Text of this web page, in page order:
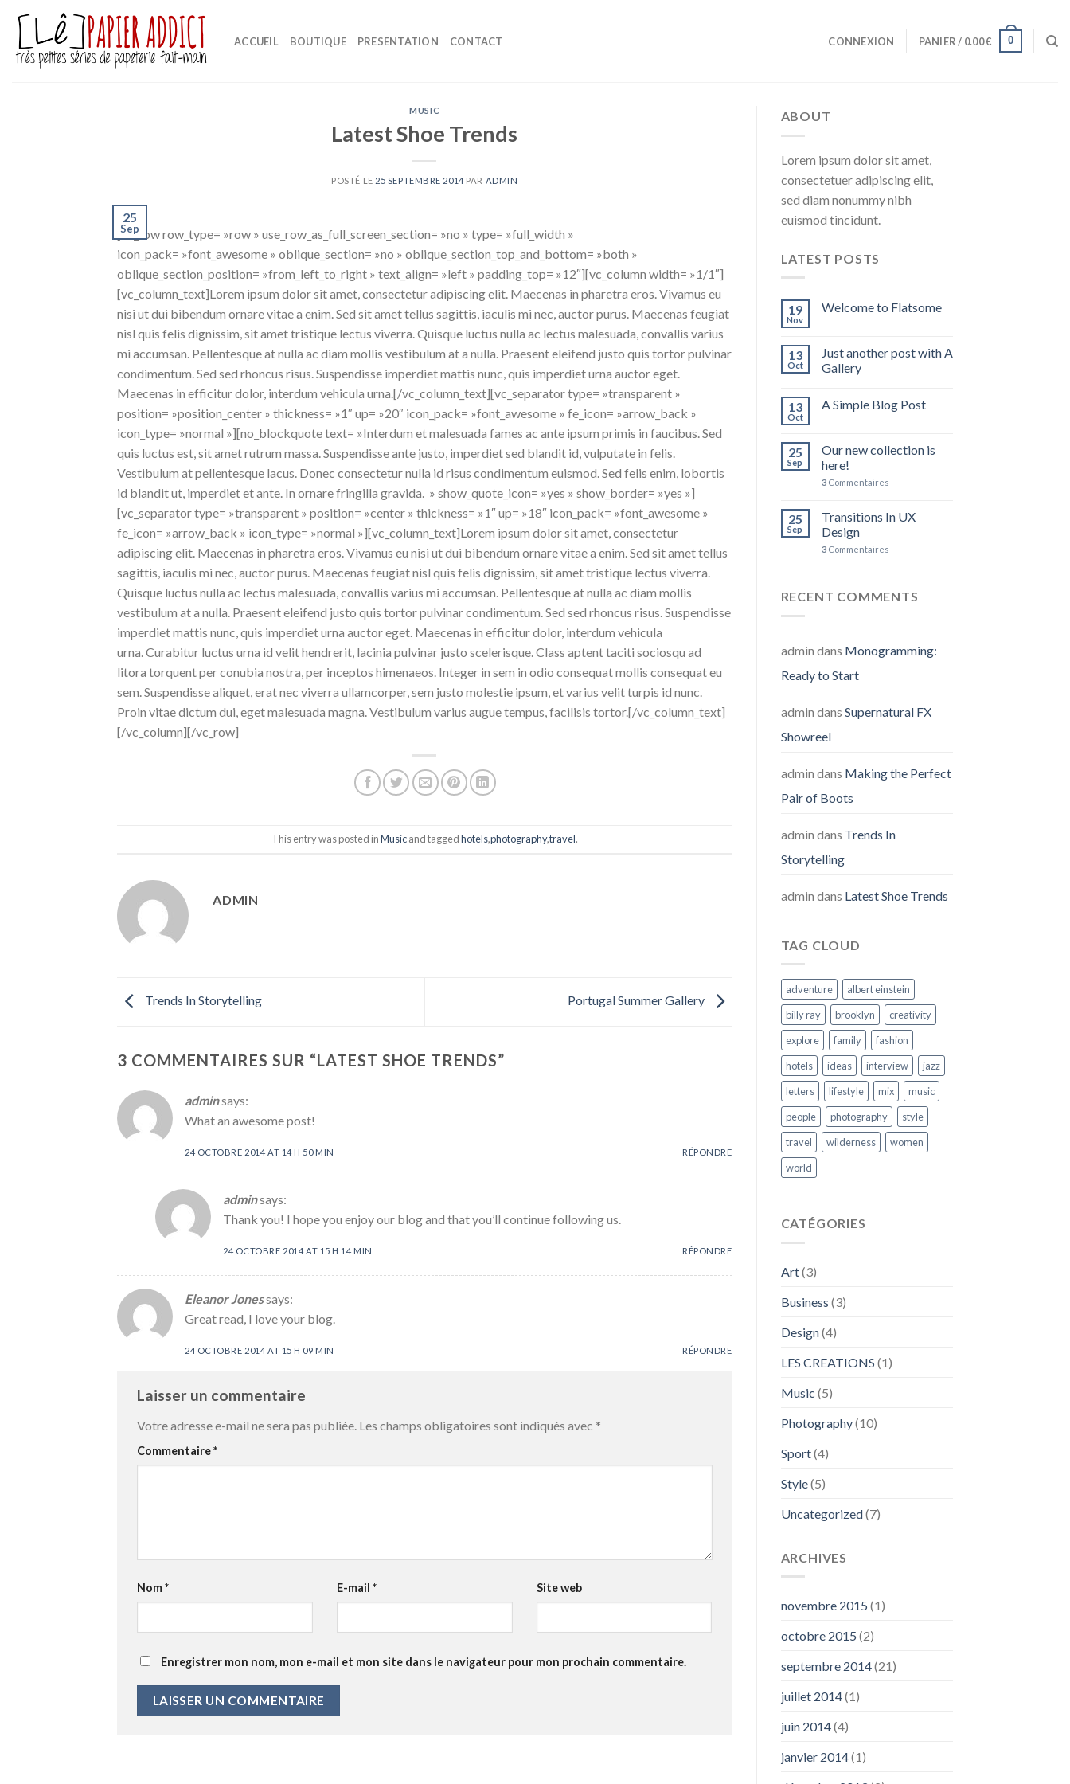
content
ACCUEIL BOUTIQUE PRESENTATION CONTACT CONNEXION PANIER / 0.00€ 0
MUSIC
Latest Shoe Trends
POSTÉ LE 25 SEPTEMBRE 2014 PAR ADMIN
25
Sep
[vc_row row_type= »row » use_row_as_full_screen_section= »no » type= »full_width »
icon_pack= »font_awesome » oblique_section= »no » oblique_section_top_and_bottom= »both »
oblique_section_position= »from_left_to_right » text_align= »left » padding_top= »12″][vc_column width= »1/1″]
[vc_column_text]Lorem ipsum dolor sit amet, consectetur adipiscing elit. Maecenas in pharetra eros. Vivamus eu
nisi ut dui bibendum ornare vitae a enim. Sed sit amet tellus sagittis, iaculis mi nec, auctor purus. Maecenas feugiat
nisl quis felis dignissim, sit amet tristique lectus viverra. Quisque luctus nulla ac lectus malesuada, convallis varius
mi accumsan. Pellentesque at nulla ac diam mollis vestibulum at a nulla. Praesent eleifend justo quis tortor pulvinar
condimentum. Sed sed rhoncus risus. Suspendisse imperdiet mattis nunc, quis imperdiet urna auctor eget.
Maecenas in efficitur dolor, interdum vehicula urna.[/vc_column_text][vc_separator type= »transparent »
position= »position_center » thickness= »1″ up= »20″ icon_pack= »font_awesome » fe_icon= »arrow_back »
icon_type= »normal »][no_blockquote text= »Interdum et malesuada fames ac ante ipsum primis in faucibus. Sed
quis luctus est, sit amet rutrum massa. Suspendisse ante justo, imperdiet sed blandit id, vulputate in felis.
Vestibulum at pellentesque lacus. Donec consectetur nulla id risus condimentum euismod. Sed felis enim, lobortis
id blandit ut, imperdiet et ante. In ornare fringilla gravida. » show_quote_icon= »yes » show_border= »yes »]
[vc_separator type= »transparent » position= »center » thickness= »1″ up= »18″ icon_pack= »font_awesome »
fe_icon= »arrow_back » icon_type= »normal »][vc_column_text]Lorem ipsum dolor sit amet, consectetur
adipiscing elit. Maecenas in pharetra eros. Vivamus eu nisi ut dui bibendum ornare vitae a enim. Sed sit amet tellus
sagittis, iaculis mi nec, auctor purus. Maecenas feugiat nisl quis felis dignissim, sit amet tristique lectus viverra.
Quisque luctus nulla ac lectus malesuada, convallis varius mi accumsan. Pellentesque at nulla ac diam mollis
vestibulum at a nulla. Praesent eleifend justo quis tortor pulvinar condimentum. Sed sed rhoncus risus. Suspendisse
imperdiet mattis nunc, quis imperdiet urna auctor eget. Maecenas in efficitur dolor, interdum vehicula
urna. Curabitur luctus urna id velit hendrerit, lacinia pulvinar justo scelerisque. Class aptent taciti sociosqu ad
litora torquent per conubia nostra, per inceptos himenaeos. Integer in sem in odio consequat mollis consequat eu
sem. Suspendisse aliquet, erat nec viverra ullamcorper, sem justo molestie ipsum, et varius velit turpis id nunc.
Proin vitae dictum dui, eget malesuada magna. Vestibulum varius augue tempus, facilisis tortor.[/vc_column_text]
[/vc_column][/vc_row]
This entry was posted inMusicand taggedhotels,photography,travel.
ADMIN
Trends In Storytelling Portugal Summer Gallery
3 COMMENTAIRES SUR “LATEST SHOE TRENDS”
adminsays:
What an awesome post!
24 OCTOBRE 2014 AT 14 H 50 MIN RÉPONDRE
adminsays:
Thank you! I hope you enjoy our blog and that you’ll continue following us.
24 OCTOBRE 2014 AT 15 H 14 MIN RÉPONDRE
Eleanor Jonessays:
Great read, I love your blog.
24 OCTOBRE 2014 AT 15 H 09 MIN RÉPONDRE
Laisser un commentaire
Votre adresse e-mail ne sera pas publiée. Les champs obligatoires sont indiqués avec *
Commentaire*
Nom* E-mail * Site web
Enregistrer mon nom, mon e-mail et mon site dans le navigateur pour mon prochain commentaire.
ABOUT
Lorem ipsum dolor sit amet,
consectetuer adipiscing elit,
sed diam nonummy nibh
euismod tincidunt.
LATEST POSTS
19
Nov
Welcome to Flatsome
13
Oct
Just another post with A
Gallery
13
Oct
A Simple Blog Post
25
Sep
Our new collection is
here!
3Commentaires
25
Sep
Transitions In UX
Design
3Commentaires
RECENT COMMENTS
admin dans Monogramming:
Ready to Start
admin dans Supernatural FX
Showreel
admin dans Making the Perfect
Pair of Boots
admin dans Trends In
Storytelling
admin dans Latest Shoe Trends
TAG CLOUD
adventure
albert einstein
billy ray
brooklyn
creativity
explore
family
fashion
hotels
ideas interview
jazz
letters
lifestyle mix
music
people
photography
style
travel
wilderness
women
world
CATÉGORIES
Art(3)
Business (3)
Design(4)
LES CREATIONS (1)
Music (5)
Photography(10)
Sport(4)
Style(5)
Uncategorized(7)
ARCHIVES
novembre 2015 (1)
octobre 2015 (2)
septembre 2014(21)
juillet 2014(1)
juin 2014(4)
janvier 2014(1)